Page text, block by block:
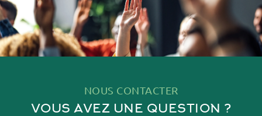
NOUS CONTACTER
VOUS AVEZ UNE QUESTION ?